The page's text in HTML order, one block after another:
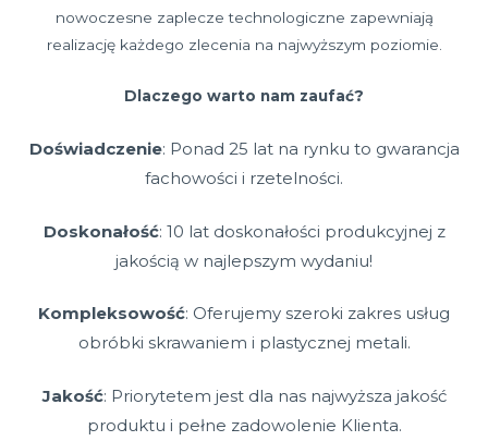
nowoczesne zaplecze technologiczne zapewniają
realizację każdego zlecenia na najwyższym poziomie.
Dlaczego warto nam zaufać?
Doświadczenie: Ponad 25 lat na rynku to gwarancja
fachowości i rzetelności.
Doskonałość: 10 lat doskonałości produkcyjnej z
jakością w najlepszym wydaniu!
Kompleksowość: Oferujemy szeroki zakres usług
obróbki skrawaniem i plastycznej metali.
Jakość: Priorytetem jest dla nas najwyższa jakość
produktu i pełne zadowolenie Klienta.